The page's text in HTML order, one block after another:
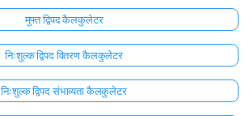
मुफ्त द्विपद कैलकुलेटर
निःशुल्क द्विपद वितरण कैलकुलेटर
निःशुल्क द्विपद संभाव्यता कैलकुलेटर